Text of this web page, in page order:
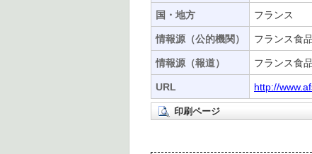
国・地方 フランス
情報源（公的機関） フランス食
情報源（報道） フランス食
URL http://
印刷ページ